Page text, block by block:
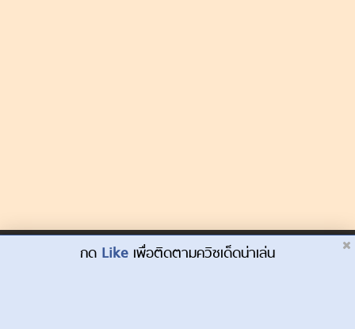
Dek-D.com ใช้คุกกี้เพื่อพัฒนาประสบการณ์ของ
กด Like เพื่อติดตามควิซเด็ดน่าเล่น